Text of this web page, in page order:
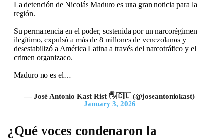
La detención de Nicolás Maduro es una gran noticia para la
región.
Su permanencia en el poder, sostenida por un narcorégimen
ilegítimo, expulsó a más de 8 millones de venezolanos y
desestabilizó a América Latina a través del narcotráfico y el
crimen organizado.
Maduro no es el…
— José Antonio Kast Rist 🖐️🇨🇱 (@joseantoniokast)
January 3, 2026
¿Qué voces condenaron la